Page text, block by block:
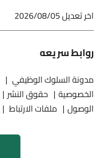
اخر تعديل2026/08/05
روابط سريعه
مدونة السلوك الوظيفي
الخصوصية
حقوق النشر
الوصول
ملفات الارتباط